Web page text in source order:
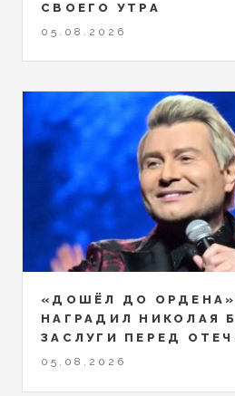
СВОЕГО УТРА
05.08.2026
«ДОШЁЛ ДО
НАГРАДИЛ НИКОЛАЯ
ЗАСЛУГИ ПЕРЕД
05.08.2026